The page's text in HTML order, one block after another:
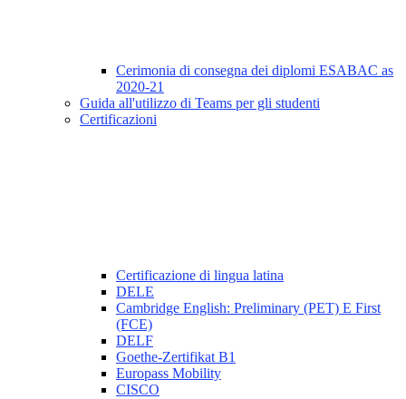
Cerimonia di consegna dei diplomi ESABAC as
2020-21
Guida all'utilizzo di Teams per gli studenti
Certificazioni
Certificazione di lingua latina
DELE
Cambridge English: Preliminary (PET) E First
(FCE)
DELF
Goethe-Zertifikat B1
Europass Mobility
CISCO